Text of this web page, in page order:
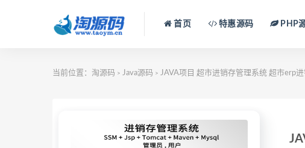
首页 特惠源码 PHP
当前位置： 淘源码 > Java源码 > JAVA项目 超市进销存管理系统 超市erp